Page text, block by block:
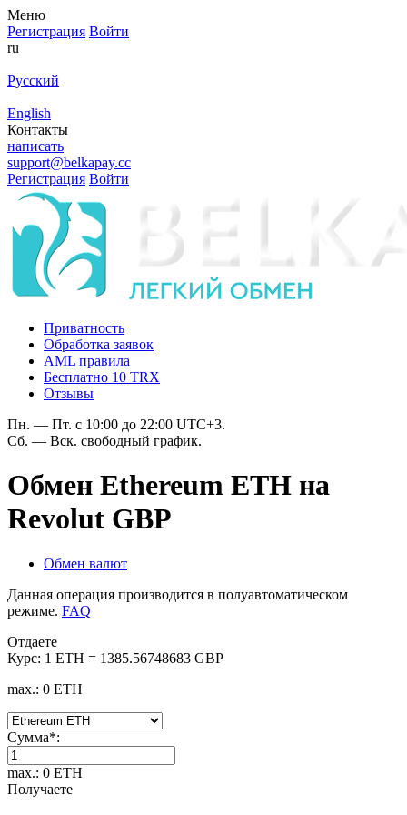
Меню
Регистрация Войти
ru
Русский
English
Контакты
написать
support@belkapay.cc
Регистрация Войти
Приватность
Обработка заявок
AML правила
Бесплатно 10 TRX
Отзывы
Пн. — Пт. с 10:00 до 22:00 UTC+3.
Сб. — Вск. свободный график.
Обмен Ethereum ETH на
Revolut GBP
Обмен валют
Данная операция производится в полуавтоматическом
режиме. FAQ
Отдаете
Курс: 1 ETH = 1385.56748683 GBP
max.: 0 ETH
Сумма*:
max.: 0 ETH
Получаете